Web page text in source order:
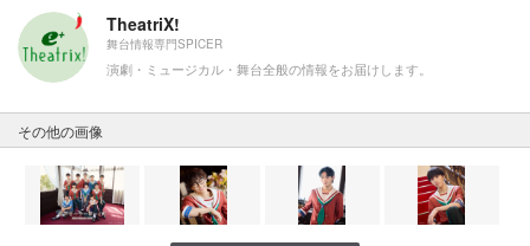
TheatriX!
舞台情報専門SPICER
演劇・ミュージカル・舞台全般の情報をお届けします。
その他の画像